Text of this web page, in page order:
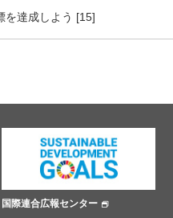
を達成しよう [15]
国際連合広報センター